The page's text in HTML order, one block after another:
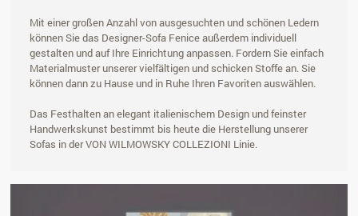
Mit einer großen Anzahl von ausgesuchten und schönen Ledern
können Sie das Designer-Sofa Fenice außerdem individuell
gestalten und auf Ihre Einrichtung anpassen. Fordern Sie einfach
Materialmuster unserer vielfältigen und schicken Stoffe an. Sie
können dann zu Hause und in Ruhe Ihren Favoriten auswählen.
Das Festhalten an elegant italienischem Design und feinster
Handwerkskunst bestimmt bis heute die Herstellung unserer
Sofas in der VON WILMOWSKY COLLEZIONI Linie.